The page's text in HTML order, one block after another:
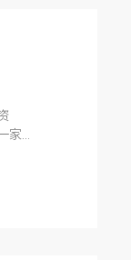
家